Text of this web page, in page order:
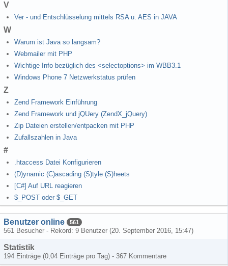
V
Ver - und Entschlüsselung mittels RSA u. AES in JAVA
W
Warum ist Java so langsam?
Webmailer mit PHP
Wichtige Info bezüglich des <selectoptions> im WBB3.1
Windows Phone 7 Netzwerkstatus prüfen
Z
Zend Framework Einführung
Zend Framework und jQUery (ZendX_jQuery)
Zip Dateien erstellen/entpacken mit PHP
Zufallszahlen in Java
#
.htaccess Datei Konfigurieren
(D)ynamic (C)ascading (S)tyle (S)heets
[C#] Auf URL reagieren
$_POST oder $_GET
Benutzer online 561
561 Besucher - Rekord: 9 Benutzer (20. September 2016, 15:47)
Statistik
194 Einträge (0,04 Einträge pro Tag) - 367 Kommentare